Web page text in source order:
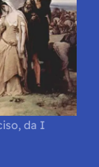
da I